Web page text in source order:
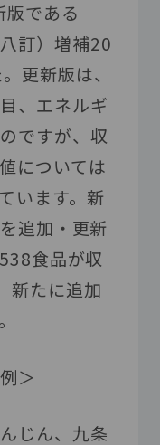
である
訂）増補20
更新版は、
、エネルギ
ですが、収
については
います。新
追加・更新
食品が収
新たに追加
＞
じん、九条